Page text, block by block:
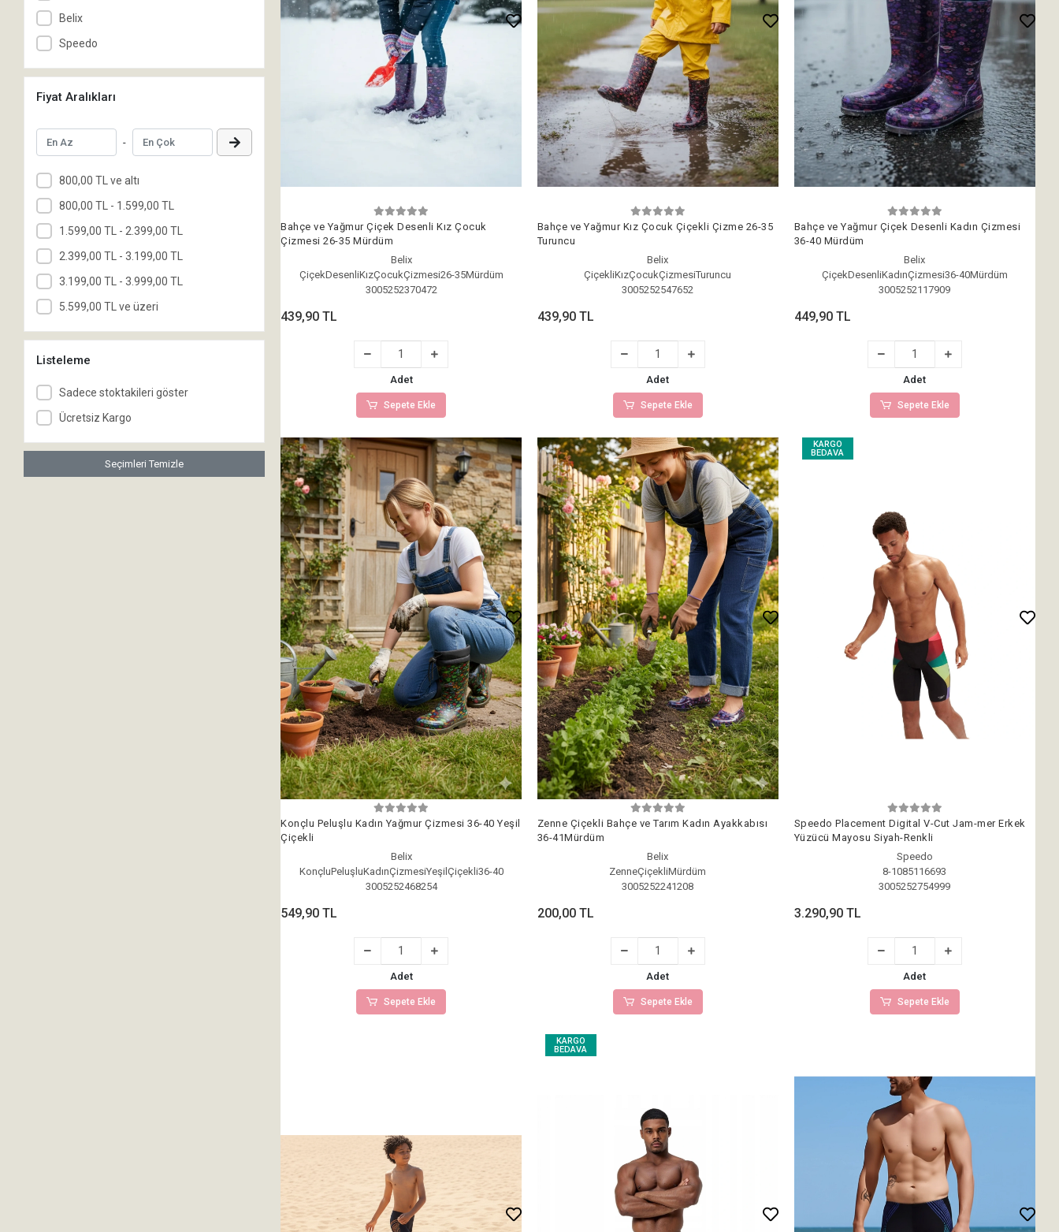
Belix
Speedo
Fiyat Aralıkları
-
800,00 TL ve altı
800,00 TL - 1.599,00 TL
1.599,00 TL - 2.399,00 TL
2.399,00 TL - 3.199,00 TL
3.199,00 TL - 3.999,00 TL
5.599,00 TL ve üzeri
Listeleme
Sadece stoktakileri göster
Ücretsiz Kargo
Seçimleri Temizle
Bahçe ve Yağmur Çiçek Desenli Kız Çocuk
Çizmesi 26-35 Mürdüm
Belix
ÇiçekDesenliKızÇocukÇizmesi26-35Mürdüm
3005252370472
439,90 TL
Adet
Sepete Ekle
Bahçe ve Yağmur Kız Çocuk Çiçekli Çizme 26-35
Turuncu
Belix
ÇiçekliKızÇocukÇizmesiTuruncu
3005252547652
439,90 TL
Adet
Sepete Ekle
Bahçe ve Yağmur Çiçek Desenli Kadın Çizmesi
36-40 Mürdüm
Belix
ÇiçekDesenliKadınÇizmesi36-40Mürdüm
3005252117909
449,90 TL
Adet
Sepete Ekle
Konçlu Peluşlu Kadın Yağmur Çizmesi 36-40 Yeşil
Çiçekli
Belix
KonçluPeluşluKadınÇizmesiYeşilÇiçekli36-40
3005252468254
549,90 TL
Adet
Sepete Ekle
Zenne Çiçekli Bahçe ve Tarım Kadın Ayakkabısı
36-41Mürdüm
Belix
ZenneÇiçekliMürdüm
3005252241208
200,00 TL
Adet
Sepete Ekle
KARGO
BEDAVA
Speedo Placement Digital V-Cut Jam-mer Erkek
Yüzücü Mayosu Siyah-Renkli
Speedo
8-1085116693
3005252754999
3.290,90 TL
Adet
Sepete Ekle
KARGO
BEDAVA